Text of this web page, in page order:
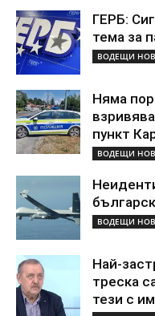
ГЕРБ:
тема за
ВОДЕЩИ
Няма
пункт
ВОДЕЩИ
ВОДЕЩИ
Най-
треска
тези с